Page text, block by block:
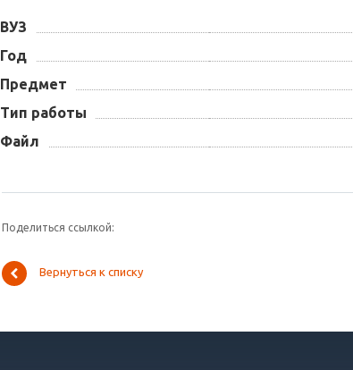
ВУЗ
Год
Предмет
Тип работы
Файл
Поделиться ссылкой:
Вернуться к списку